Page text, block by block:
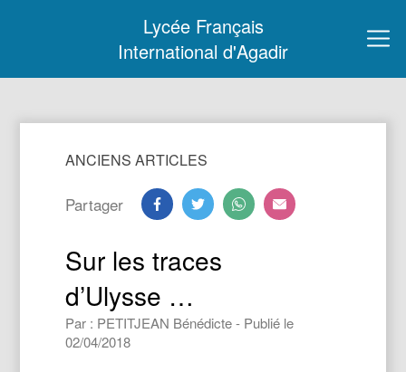
Lycée Français
International d'Agadir
ANCIENS ARTICLES
Partager
Sur les traces
d’Ulysse …
Par : PETITJEAN Bénédicte - Publié le
02/04/2018